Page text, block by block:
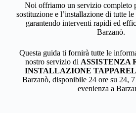
Noi offriamo un servizio completo
sostituzione e l’installazione di tutte
garantendo interventi rapidi ed
Barzanò.
Questa guida ti fornirà tutte le
nostro servizio di ASSISTENZA
INSTALLAZIONE
Barzanò, disponibile 24 ore su 24,
evenienza a